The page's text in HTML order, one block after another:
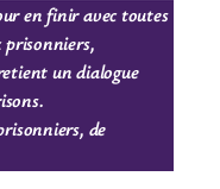
en finir avec toutes
prisonniers,
un dialogue
de